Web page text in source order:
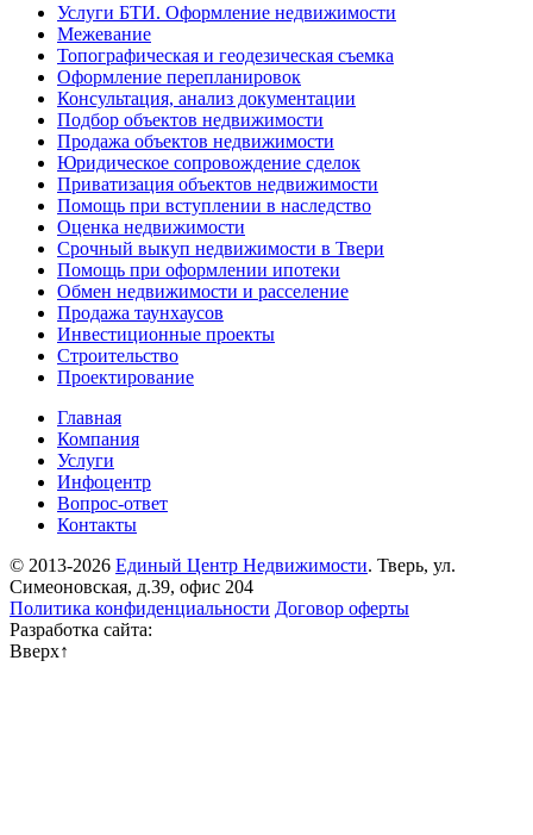
Услуги БТИ. Оформление недвижимости
Межевание
Топографическая и геодезическая съемка
Оформление перепланировок
Консультация, анализ документации
Подбор объектов недвижимости
Продажа объектов недвижимости
Юридическое сопровождение сделок
Приватизация объектов недвижимости
Помощь при вступлении в наследство
Оценка недвижимости
Срочный выкуп недвижимости в Твери
Помощь при оформлении ипотеки
Обмен недвижимости и расселение
Продажа таунхаусов
Инвестиционные проекты
Строительство
Проектирование
Главная
Компания
Услуги
Инфоцентр
Вопрос-ответ
Контакты
© 2013-2026 Единый Центр Недвижимости. Тверь, ул.
Симеоновская, д.39, офис 204
Политика конфиденциальности Договор оферты
Разработка сайта:
Вверх↑